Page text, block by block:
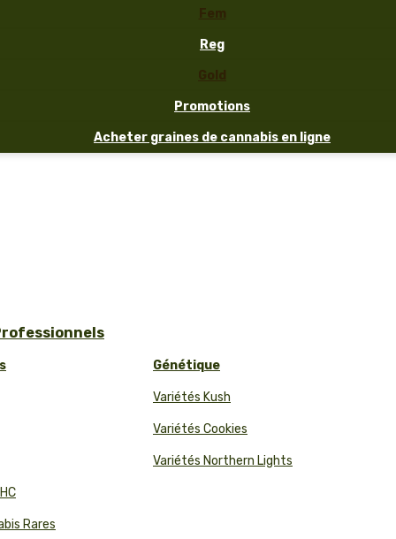
Fem
Reg
Gold
Promotions
Acheter graines de cannabis en ligne
Rares
Génétique
Variétés Kush
Variétés Cookies
Variétés Northern Lights